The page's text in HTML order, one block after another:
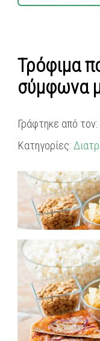
Τρόφιμα
σύμφωνα
Γράφτηκε από τον:
Κατηγορίες: